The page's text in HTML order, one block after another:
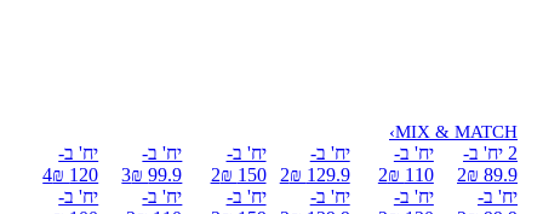
MIX & MATCH
›
2 יח' ב-
89.9 ₪
2
יח' ב-
יח' ב-
110 ₪
2
יח' ב-
יח' ב-
129.9 ₪
2
יח' ב-
יח' ב-
150 ₪
2
יח' ב-
יח' ב-
99.9 ₪
3
יח' ב-
יח' ב-
120 ₪
4
יח' ב-